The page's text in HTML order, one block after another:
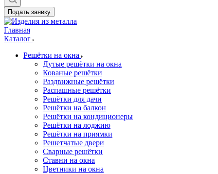
Подать заявку
Главная
Каталог
Решётки на окна
Дутые решётки на окна
Кованые решётки
Раздвижные решётки
Распашные решётки
Решётки для дачи
Решётки на балкон
Решётки на кондиционеры
Решётки на лоджию
Решётки на приямки
Решетчатые двери
Сварные решётки
Ставни на окна
Цветники на окна